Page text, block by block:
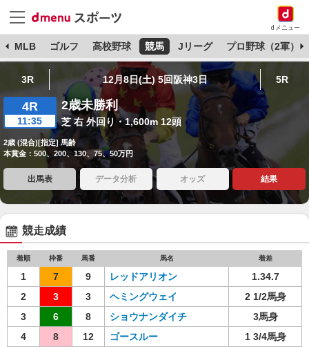
dメニュー
MLB ゴルフ 高校野球 競馬 Jリーグ プロ野球（2軍）
3R 12月8日(土) 5回阪神3日 5R
4R
11:35
2歳未勝利
芝 右 外回り・1,600m 12頭
2歳 (混合)[指定] 馬齢
本賞金：500、200、130、75、50万円
出馬表 データ分析 オッズ 結果
競走成績
着順 枠番 馬番 馬名 着差
1 7 9 レッドアリオン
1.34.7
2
3 3 ヘミングウェイ
2 1/2馬身
3
6 8 ショウナンダイチ
3馬身
4
8 12 ゴースルー
1 3/4馬身